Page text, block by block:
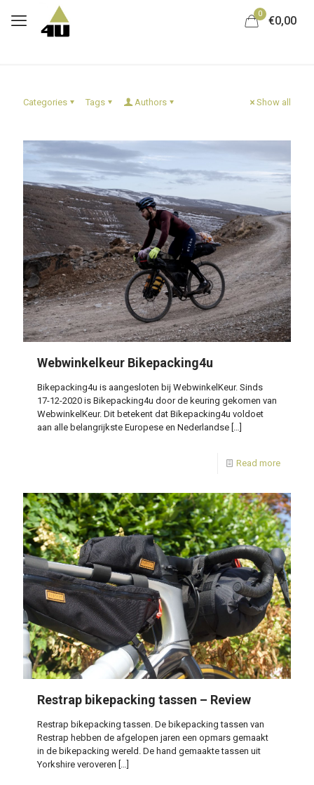
0
€0,00
Categories Tags Authors Show all
Webwinkelkeur Bikepacking4u
Bikepacking4u is aangesloten bij WebwinkelKeur. Sinds
17-12-2020 is Bikepacking4u door de keuring gekomen van
WebwinkelKeur. Dit betekent dat Bikepacking4u voldoet
aan alle belangrijkste Europese en Nederlandse […]
Read more
Restrap bikepacking tassen – Review
Restrap bikepacking tassen. De bikepacking tassen van
Restrap hebben de afgelopen jaren een opmars gemaakt
in de bikepacking wereld. De hand gemaakte tassen uit
Yorkshire veroveren